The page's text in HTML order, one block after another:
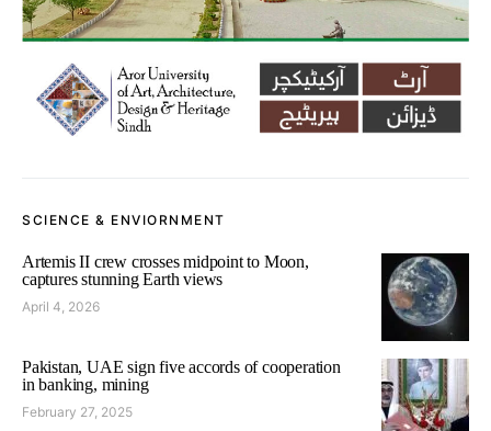
SCIENCE & ENVIORNMENT
Artemis II crew crosses midpoint to Moon,
captures stunning Earth views
April 4, 2026
Pakistan, UAE sign five accords of cooperation
in banking, mining
February 27, 2025